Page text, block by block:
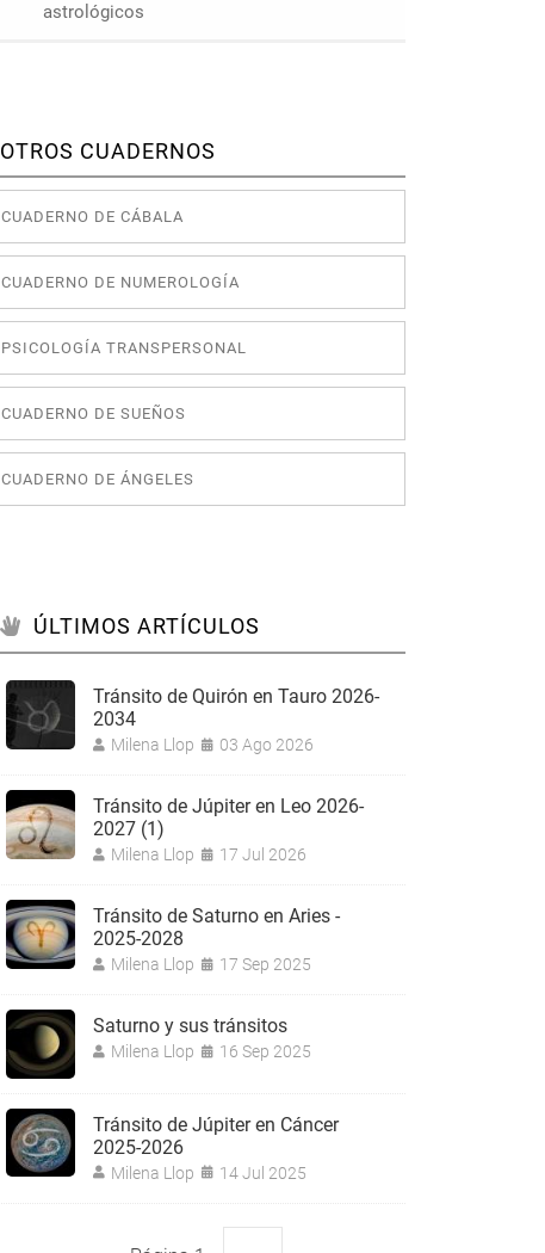
astrológicos
OTROS CUADERNOS
CUADERNO DE CÁBALA
CUADERNO DE NUMEROLOGÍA
PSICOLOGÍA TRANSPERSONAL
CUADERNO DE SUEÑOS
CUADERNO DE ÁNGELES
ÚLTIMOS ARTÍCULOS
Tránsito de Quirón en Tauro 2026-
2034
Milena Llop 03 Ago 2026
Tránsito de Júpiter en Leo 2026-
2027 (1)
Milena Llop 17 Jul 2026
Tránsito de Saturno en Aries -
2025-2028
Milena Llop 17 Sep 2025
Saturno y sus tránsitos
Milena Llop 16 Sep 2025
Tránsito de Júpiter en Cáncer
2025-2026
Milena Llop 14 Jul 2025